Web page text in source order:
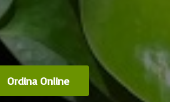
Ordina Online